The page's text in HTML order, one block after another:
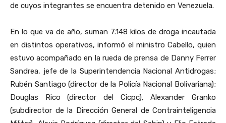
de cuyos integrantes se encuentra detenido en Venezuela.
En lo que va de año, suman 7.148 kilos de droga incautada
en distintos operativos, informó el ministro Cabello, quien
estuvo acompañado en la rueda de prensa de Danny Ferrer
Sandrea, jefe de la Superintendencia Nacional Antidrogas;
Rubén Santiago (director de la Policía Nacional Bolivariana);
Douglas Rico (director del Cicpc), Alexander Granko
(subdirector de la Dirección General de Contrainteligencia